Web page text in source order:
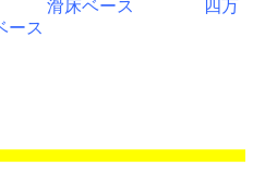
滑床ベース
四万
ース